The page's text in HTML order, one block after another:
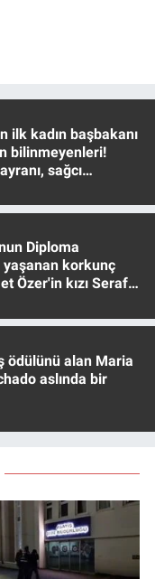
ilk kadın başbakanı
bilinmeyenleri!
sağcı
Diploma
yaşanan korkunç
Özer'in kızı Seraf
ödülünü alan Maria
aslında bir